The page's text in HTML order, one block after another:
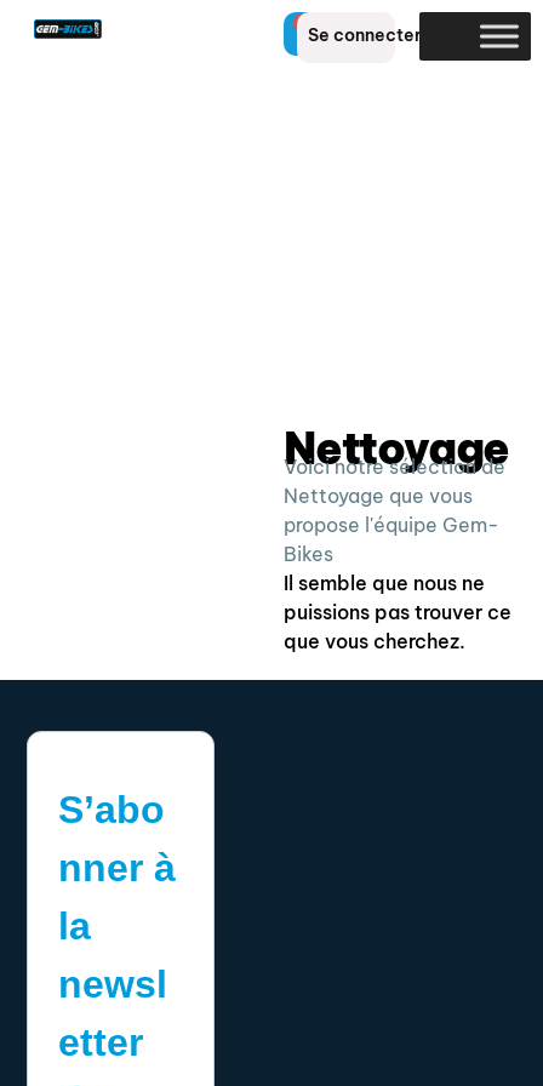
Se connecter
Nettoyage
Voici notre sélection de
Nettoyage que vous
propose l'équipe Gem-
Bikes
Il semble que nous ne
puissions pas trouver ce
que vous cherchez.
S’abo
nner à
la
newsl
etter